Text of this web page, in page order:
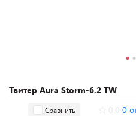
Твитер Aura Storm-6.2 TW
Сравнить 0